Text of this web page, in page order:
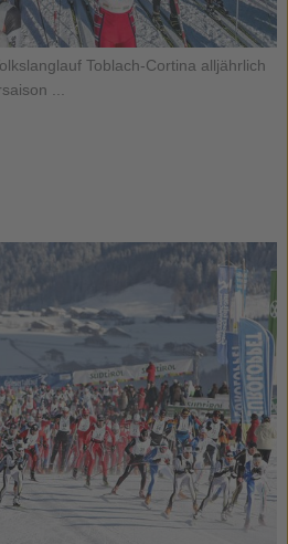
Toblach-Cortina alljährlich
...